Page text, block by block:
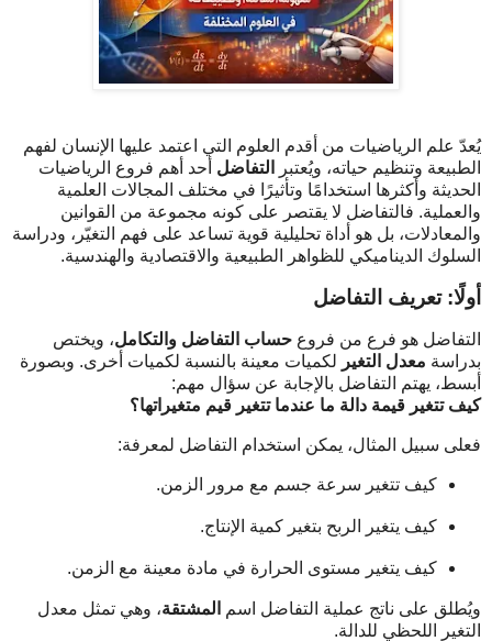
يُعدّ علم الرياضيات من أقدم العلوم التي اعتمد عليها الإنسان لفهم
الطبيعة وتنظيم حياته، ويُعتبر
التفاضل أحد أهم فروع الرياضيات
الحديثة وأكثرها استخدامًا وتأثيرًا في مختلف المجالات العلمية
والعملية. فالتفاضل لا يقتصر على كونه مجموعة من القوانين
والمعادلات، بل هو أداة تحليلية قوية تساعد على فهم التغيّر، ودراسة
السلوك الديناميكي للظواهر الطبيعية والاقتصادية والهندسية.
أولًا: تعريف التفاضل
التفاضل هو فرع من فروع حساب التفاضل والتكامل، ويختص
بدراسة معدل التغير لكميات معينة بالنسبة لكميات أخرى. وبصورة
أبسط، يهتم التفاضل بالإجابة عن سؤال مهم:
كيف تتغير قيمة دالة ما عندما تتغير قيم متغيراتها؟
فعلى سبيل المثال، يمكن استخدام التفاضل لمعرفة:
كيف تتغير سرعة جسم مع مرور الزمن.
كيف يتغير الربح بتغير كمية الإنتاج.
كيف يتغير مستوى الحرارة في مادة معينة مع الزمن.
ويُطلق على ناتج عملية التفاضل اسم المشتقة، وهي تمثل معدل
التغير اللحظي للدالة.